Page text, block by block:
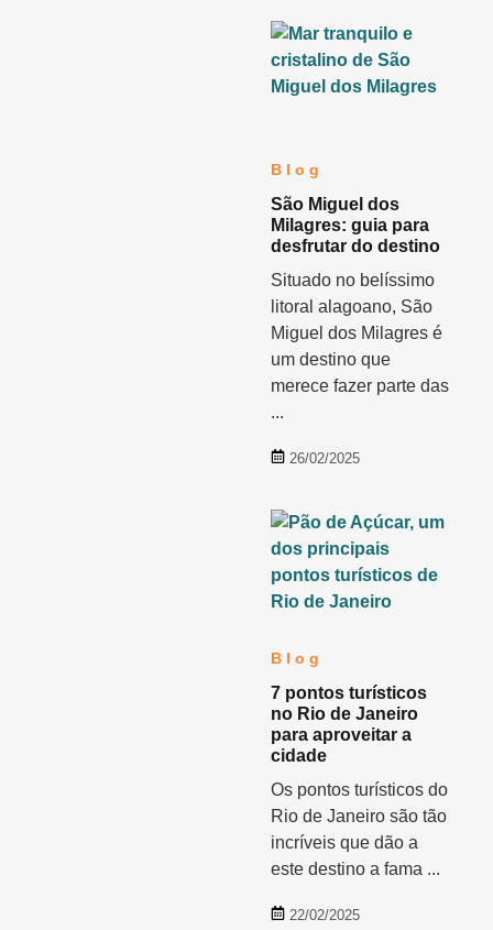
Blog
São Miguel dos
Milagres: guia para
desfrutar do destino
Situado no belíssimo
litoral alagoano, São
Miguel dos Milagres é
um destino que
merece fazer parte das
...
26/02/2025
Blog
7 pontos turísticos
no Rio de Janeiro
para aproveitar a
cidade
Os pontos turísticos do
Rio de Janeiro são tão
incríveis que dão a
este destino a fama ...
22/02/2025